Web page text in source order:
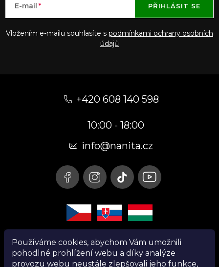
Používáme cookies, abychom Vám umožnili
pohodlné prohlížení webu a díky analýze
provozu webu neustále zlepšovali jeho funkce,
E-mail
Vložením e-mailu souhlasíte s podmínkami ochrany osobních
údajů
PŘIHLÁSIT SE
+420 608 140 598
10:00 - 18:00
info@nanita.cz